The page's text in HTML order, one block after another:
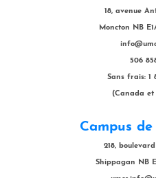
18, avenue
Moncton NB
506
Sans frais: 1
(Canada et
Campus
218,
Shippagan NB